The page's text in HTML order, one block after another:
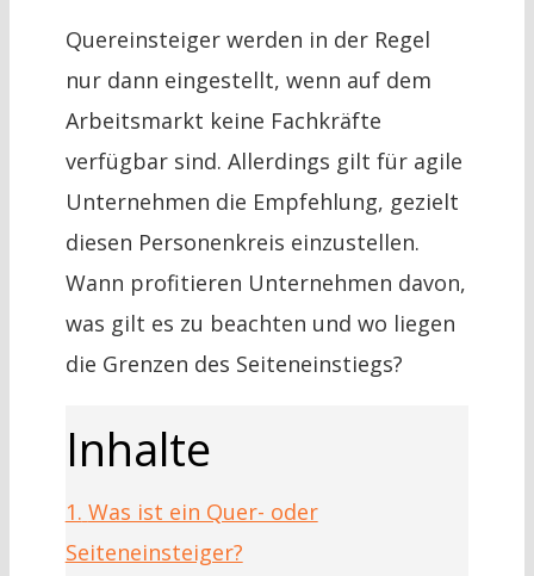
Quereinsteiger werden in der Regel
nur dann eingestellt, wenn auf dem
Arbeitsmarkt keine Fachkräfte
verfügbar sind. Allerdings gilt für agile
Unternehmen die Empfehlung, gezielt
diesen Personenkreis einzustellen.
Wann profitieren Unternehmen davon,
was gilt es zu beachten und wo liegen
die Grenzen des Seiteneinstiegs?
Inhalte
1. Was ist ein Quer- oder
Seiteneinsteiger?